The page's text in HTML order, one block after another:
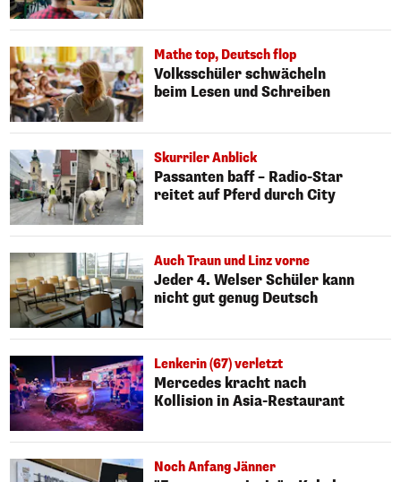
Mathe top, Deutsch flop
Volksschüler schwächeln
beim Lesen und Schreiben
Skurriler Anblick
Passanten baff – Radio-Star
reitet auf Pferd durch City
Auch Traun und Linz vorne
Jeder 4. Welser Schüler kann
nicht gut genug Deutsch
Lenkerin (67) verletzt
Mercedes kracht nach
Kollision in Asia-Restaurant
Noch Anfang Jänner